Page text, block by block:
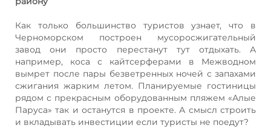
Как только большинство туристов узнает, что в
Черноморском построен мусоросжигательный
завод они просто перестанут тут отдыхать. А
например, коса с кайтсерферами в Межводном
вымрет после пары безветренных ночей с запахами
сжигания жарким летом. Планируемые гостиницы
рядом с прекрасным оборудованным пляжем «Алые
Паруса» так и останутся в проекте. А смысл строить
и вкладывать инвестиции если туристы не поедут?